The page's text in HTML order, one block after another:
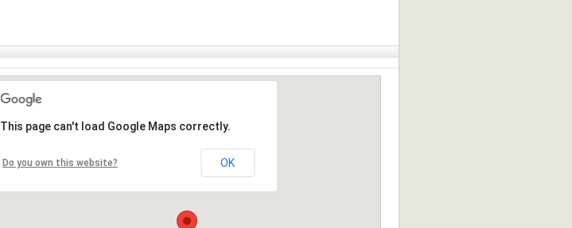
This page can't load Google Maps correctly.
Do you own this website? OK